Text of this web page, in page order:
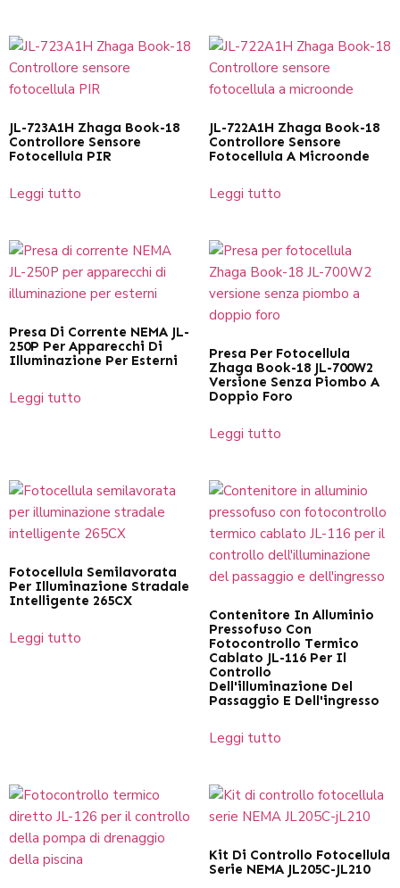
JL-723A1H Zhaga Book-18
Controllore Sensore
Fotocellula PIR
Leggi tutto
JL-722A1H Zhaga Book-18
Controllore Sensore
Fotocellula A Microonde
Leggi tutto
Presa Di Corrente NEMA JL-
250P Per Apparecchi Di
Illuminazione Per Esterni
Leggi tutto
Presa Per Fotocellula
Zhaga Book-18 JL-700W2
Versione Senza Piombo A
Doppio Foro
Leggi tutto
Fotocellula Semilavorata
Per Illuminazione Stradale
Intelligente 265CX
Leggi tutto
Contenitore In Alluminio
Pressofuso Con
Fotocontrollo Termico
Cablato JL-116 Per Il
Controllo
Dell'illuminazione Del
Passaggio E Dell'ingresso
Leggi tutto
Kit Di Controllo Fotocellula
Serie NEMA JL205C-JL210